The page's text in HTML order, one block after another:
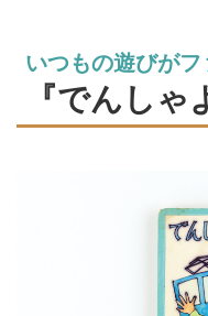
いつもの遊びが
『でんしゃ